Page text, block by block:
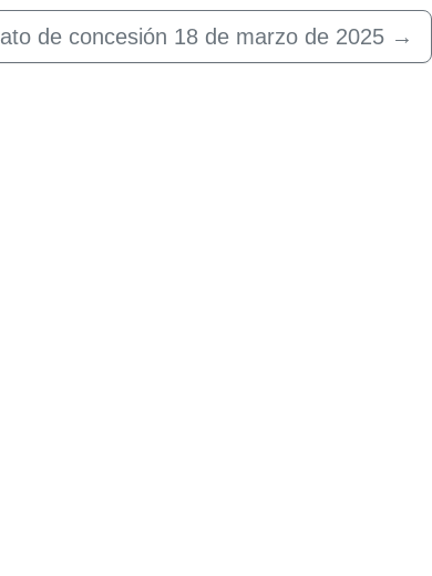
de concesión 18 de marzo de 2025 →